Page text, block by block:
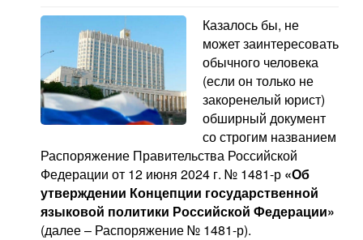
Казалось бы, не
может заинтересовать
обычного человека
(если он только не
закоренелый юрист)
обширный документ
со строгим названием
Распоряжение Правительства Российской
Федерации от 12 июня 2024 г. № 1481-р «Об
утверждении Концепции государственной
языковой политики Российской Федерации»
(далее – Распоряжение № 1481-р).